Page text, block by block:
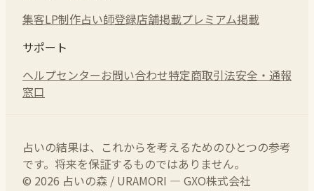
集客LP制作占い師登録店舗掲載プレミアム掲載
サポート
ヘルプセンターお問い合わせ特定商取引法安全・通報
窓口
占いの結果は、これからを考えるためのひとつの参考
です。将来を保証するものではありません。
© 2026 占いの森 / URAMORI — GXO株式会社